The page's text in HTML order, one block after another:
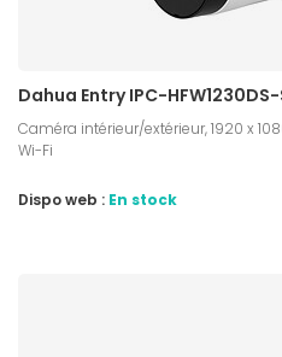
Dahua Entry IPC-
Caméra intérieur/extérieur, 1920 x
Wi-Fi
Dispo web : En stock